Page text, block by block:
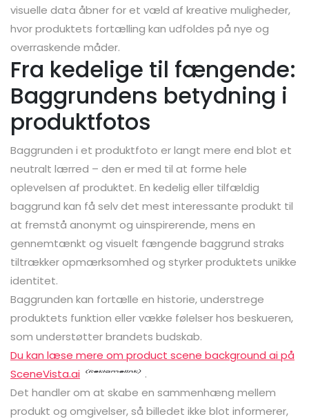
visuelle data åbner for et væld af kreative muligheder,
hvor produktets fortælling kan udfoldes på nye og
overraskende måder.
Fra kedelige til fængende:
Baggrundens betydning i
produktfotos
Baggrunden i et produktfoto er langt mere end blot et
neutralt lærred – den er med til at forme hele
oplevelsen af produktet. En kedelig eller tilfældig
baggrund kan få selv det mest interessante produkt til
at fremstå anonymt og uinspirerende, mens en
gennemtænkt og visuelt fængende baggrund straks
tiltrækker opmærksomhed og styrker produktets unikke
identitet.
Baggrunden kan fortælle en historie, understrege
produktets funktion eller vække følelser hos beskueren,
som understøtter brandets budskab.
Du kan læse mere om product scene background ai på
SceneVista.ai
.
Det handler om at skabe en sammenhæng mellem
produkt og omgivelser, så billedet ikke blot informerer,